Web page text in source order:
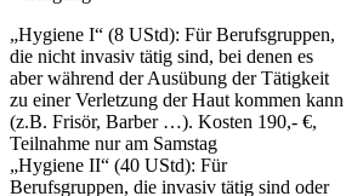
„Hygiene I“ (8 UStd): Für Berufsgruppen,
die nicht invasiv tätig sind, bei denen es
aber während der Ausübung der Tätigkeit
zu einer Verletzung der Haut kommen kann
(z.B. Frisör, Barber …). Kosten 190,- €,
Teilnahme nur am Samstag
„Hygiene II“ (40 UStd): Für
Berufsgruppen, die invasiv tätig sind oder